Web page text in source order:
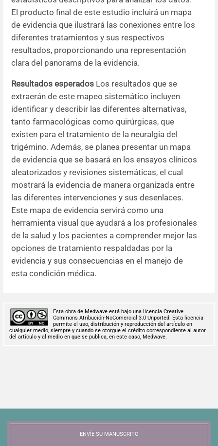
El producto final de este estudio incluirá un mapa
de evidencia que ilustrará las conexiones entre los
diferentes tratamientos y sus respectivos
resultados, proporcionando una representación
clara del panorama de la evidencia.
Resultados esperados Los resultados que se
extraerán de este mapeo sistemático incluyen
identificar y describir las diferentes alternativas,
tanto farmacológicas como quirúrgicas, que
existen para el tratamiento de la neuralgia del
trigémino. Además, se planea presentar un mapa
de evidencia que se basará en los ensayos clínicos
aleatorizados y revisiones sistemáticas, el cual
mostrará la evidencia de manera organizada entre
las diferentes intervenciones y sus desenlaces.
Este mapa de evidencia servirá como una
herramienta visual que ayudará a los profesionales
de la salud y los pacientes a comprender mejor las
opciones de tratamiento respaldadas por la
evidencia y sus consecuencias en el manejo de
esta condición médica.
Esta obra de Medwave está bajo una licencia Creative
Commons Atribución-NoComercial 3.0 Unported. Esta licencia
permite el uso, distribución y reproducción del artículo en
cualquier medio, siempre y cuando se otorgue el crédito correspondiente al autor
del artículo y al medio en que se publica, en este caso, Medwave.
ENVÍE SU MANUSCRITO